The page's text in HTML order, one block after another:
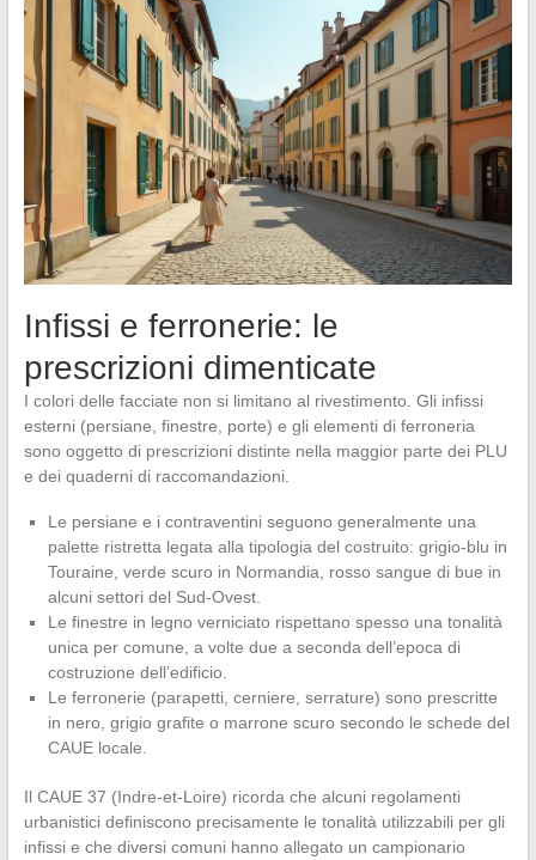
Infissi e ferronerie: le
prescrizioni dimenticate
I colori delle facciate non si limitano al rivestimento. Gli infissi
esterni (persiane, finestre, porte) e gli elementi di ferroneria
sono oggetto di prescrizioni distinte nella maggior parte dei PLU
e dei quaderni di raccomandazioni.
Le persiane e i contraventini seguono generalmente una
palette ristretta legata alla tipologia del costruito: grigio-blu in
Touraine, verde scuro in Normandia, rosso sangue di bue in
alcuni settori del Sud-Ovest.
Le finestre in legno verniciato rispettano spesso una tonalità
unica per comune, a volte due a seconda dell’epoca di
costruzione dell’edificio.
Le ferronerie (parapetti, cerniere, serrature) sono prescritte
in nero, grigio grafite o marrone scuro secondo le schede del
CAUE locale.
Il CAUE 37 (Indre-et-Loire) ricorda che alcuni regolamenti
urbanistici definiscono precisamente le tonalità utilizzabili per gli
infissi e che diversi comuni hanno allegato un campionario